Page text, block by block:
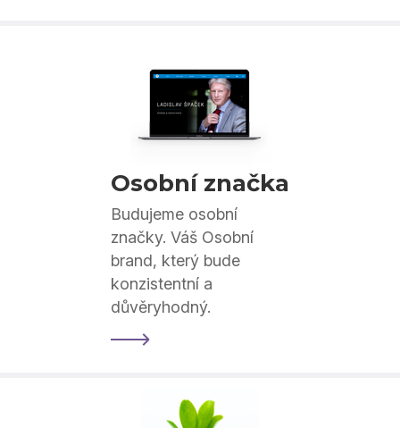
Osobní značka
Budujeme osobní
značky. Váš Osobní
brand, který bude
konzistentní a
důvěryhodný.